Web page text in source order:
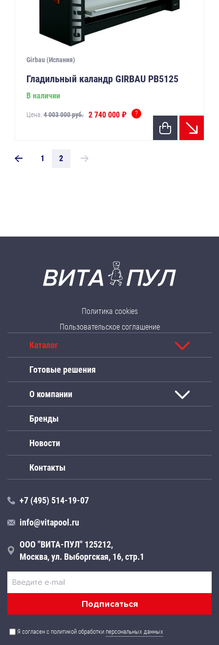
Girbau (Испания)
Гладильный каландр GIRBAU РВ5125
В наличии
Цена: 4 003 000 руб. 2 740 000 ₽ ?
1 2
Политика cookies
Пользовательское соглашение
Каталог
Готовые решения
О компании
Бренды
Новости
Контакты
+7 (495) 514-19-07
info@vitapool.ru
ООО "ВИТА-ПУЛ" 125212,
Москва, ул. Выборгская, 16, стр.1
Я согласен с политикой обработки персональных данных